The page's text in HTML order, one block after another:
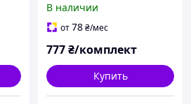
[1707622] Fashion Jewelry
В наличии
от78₴/мес
777₴/комплект
Купить